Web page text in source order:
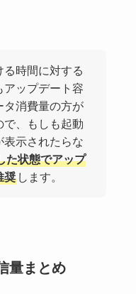
る時間に対する
アップデート容
タ消費量の方が
で、もしも起動
表示されたらな
た状態でアップ
奨 します。
量まとめ